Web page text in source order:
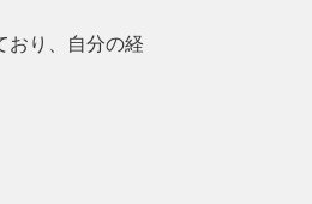
おり、自分の経